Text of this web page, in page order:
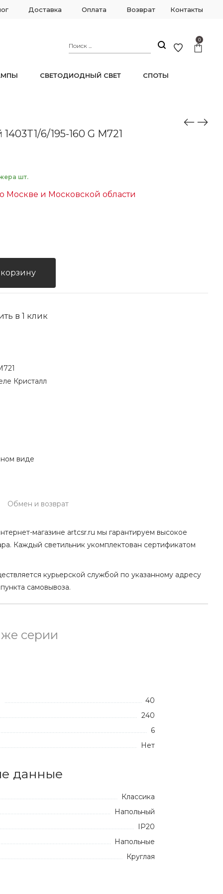
Доставка Оплата Возврат Контакты
0
СВЕТОДИОДНЫЙ СВЕТ СПОТЫ
6/195-160 G M721
шт.
Москве и Московской области
в 1 клик
Кристалл
виде
Обмен и возврат
магазине artcsr.ru мы гарантируем высокое
Каждый светильник укомплектован сертификатом
курьерской службой по указанному адресу
самовывоза.
серии
40
240
6
Нет
данные
Классика
Напольный
IP20
Напольные
Круглая